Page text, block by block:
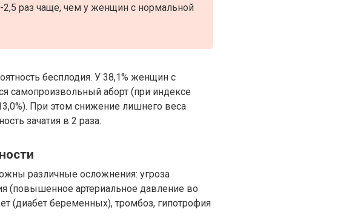
раз чаще, чем у женщин с нормальной
бесплодия. У 38,1% женщин с
самопроизвольный аборт (при индексе
При этом снижение лишнего веса
зачатия в 2 раза.
различные осложнения: угроза
(повышенное артериальное давление во
(диабет беременных), тромбоз, гипотрофия